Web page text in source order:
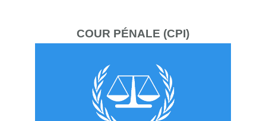
COUR PÉNALE (CPI)